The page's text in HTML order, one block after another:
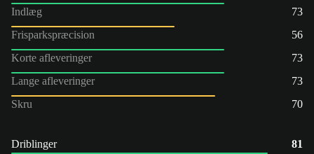
Indlæg
73
Frisparkspræcision
56
Korte afleveringer
73
Lange afleveringer
73
Skru
70
Driblinger
81